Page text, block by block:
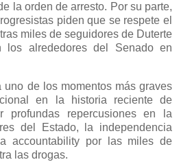
la orden de arresto. Por su parte,
piden que se respete el
miles de seguidores de Duterte
los alrededores del Senado en
uno de los momentos más graves
en la historia reciente de
profundas repercusiones en la
del Estado, la independencia
accountability por las miles de
las drogas.